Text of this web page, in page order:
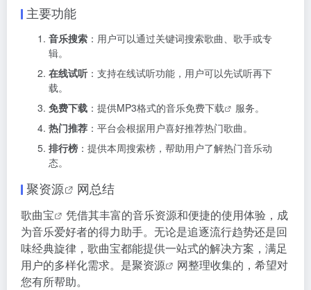
主要功能
音乐搜索 ：用户可以通过关键词搜索歌曲、歌手或专
辑。
在线试听 ：支持在线试听功能，用户可以先试听再下
载。
免费下载 ：提供MP3格式的音乐免费下载
服务。
热门推荐 ：平台会根据用户喜好推荐热门歌曲。
排行榜 ：提供本周搜索榜，帮助用户了解热门音乐动
态。
聚资源 网总结
歌曲宝
凭借其丰富的音乐资源和便捷的使用体验，成
为音乐爱好者的得力助手。无论是追逐流行趋势还是回
味经典旋律，歌曲宝都能提供一站式的解决方案，满足
用户的多样化需求。是聚资源
网整理收集的，希望对
您有所帮助。